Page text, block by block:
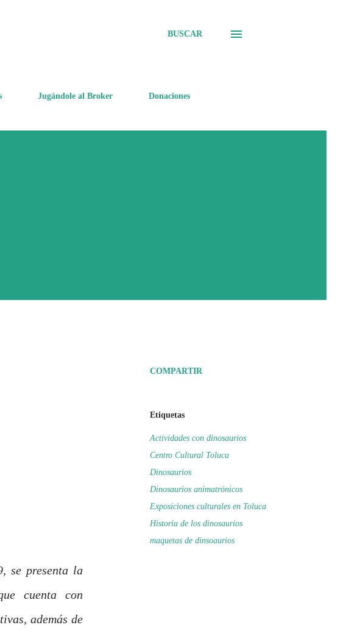
BUSCAR
Jugándole al Broker Donaciones
se presenta la
cuenta con
además de
COMPARTIR
Etiquetas
Actividades con dinosaurios
Centro Cultural Toluca
Dinosaurios
Dinosaurios animatrónicos
Exposiciones culturales en Toluca
Historia de los dinosaurios
maquetas de dinsoaurios